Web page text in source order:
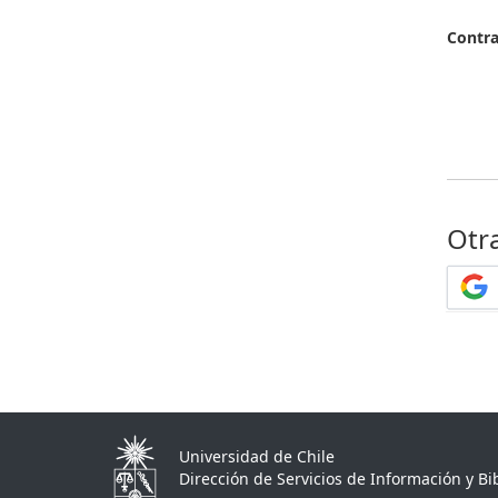
Universidad de Chile
Dirección de Servicios de Información y